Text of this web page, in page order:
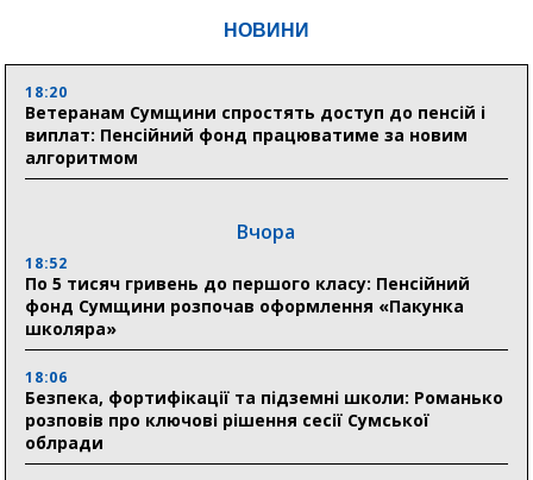
НОВИНИ
18:20
Ветеранам Сумщини спростять доступ до пенсій і
виплат: Пенсійний фонд працюватиме за новим
алгоритмом
Вчора
18:52
По 5 тисяч гривень до першого класу: Пенсійний
фонд Сумщини розпочав оформлення «Пакунка
школяра»
18:06
Безпека, фортифікації та підземні школи: Романько
розповів про ключові рішення сесії Сумської
облради